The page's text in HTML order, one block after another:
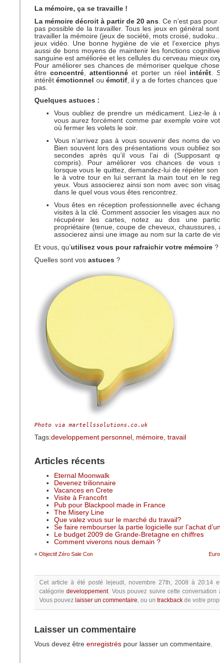
La mémoire, ça se travaille !
La mémoire décroit à partir de 20 ans. Ce n’est pas pour
pas possible de la travailler. Tous les jeux en général
travailler la mémoire (jeux de société, mots croisé,
jeux vidéo. Une bonne hygiène de vie et l’exercice
aussi de bons moyens de maintenir les fonctions
sanguine est améliorée et les cellules du cerveau mieux
Pour améliorer ses chances de mémoriser quelque
être concentré, attentionné et porter un réel intérêt.
intérêtémotionnel ou émotif, il y a de fortes chances que
pas.
Quelques astuces :
Vous oubliez de prendre un médicament. Liez-le à
vous aurez forcément comme par exemple voire
où fermer les volets le soir.
Vous n’arrivez pas à vous souvenir des noms de
Bien souvent lors des présentations vous oubliez
secondes après qu’il vous l’ai di (Supposant
compris). Pour améliorer vos chances de vous
lorsque vous le quittez, demandez-lui de répéter
le à votre tour en lui serrant la main tout en le
yeux. Vous associerez ainsi son nom avec son
dans le quel vous vous êtes rencontrez.
Vous êtes en réception professionnelle avec
visites à la clé. Comment associer les visages aux
récupérer les cartes, notez au dos une
propriétaire (tenue, coupe de cheveux,
associerez ainsi une image au nom sur la carte de
Et vous, qu’utilisez vous pour rafraichir votre mémoire ?
Quelles sont vos astuces ?
Photo via martellssolutions.co.uk
Tags:developpement personnel , mémoire, travail
Articles récents
Eternal Moonwalk
Devenez trilionnaire
Vacances en Crete
Visite à Francofrt
Pub pour Blackpool made in France
The Misery Line
Que valez vous sur le marché du travail?
Se faire rembourser la partie logicielle sur l’achat
Le budget 2009 de Grande-Bretagne en chiffres
Comment viverons nous demain ?
« Objectif Zéro Sale Con
Cet article à été posté lejeudi, novembre 27th, 2008 à 20:14
catégorie developpement. Vous pouvez suivre cette conversation
Vous pouvez laisser un commentaire, ou un trackback de votre
Laisser un commentaire
Vous devez être enregistrés pour lasser un commentaire.